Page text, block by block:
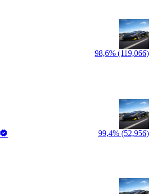
98,6% (119,066)
99,4% (52,956)